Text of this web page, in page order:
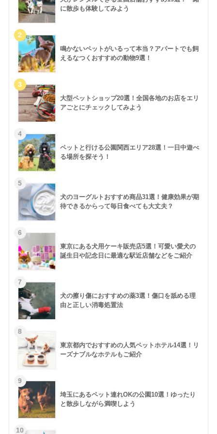
に散歩も体験してみよう
鳴かないペットがいるって本当？アパートでも飼
えるなつくおすすめの動物9選！
大型ペットショップ20選！全国各地のお店をエリ
アごとにチェックしてみよう
ペットと行ける公園関西エリア28選！一日中遊べ
る場所を探そう！
犬のヨーグルトおすすめ商品31選！健康効果が期
待できるからって毎日食べても大丈夫？
東京にある犬用ケーキ販売店5選！可愛い愛犬の
誕生日や記念日に最適な駅近店舗などをご紹介
犬の擦り傷におすすめの薬3選！傷口を舐める理
由と正しい消毒処置法
東京都内でおすすめの人気ペットホテル14選！リ
ーズナブルなホテルもご紹介
埼玉にあるペット連れOKの公園10選！ゆったり
と散歩しながら満喫しよう